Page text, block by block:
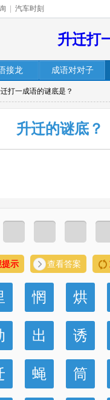
汽车时刻
升迁打
接龙 成语对对子
打一成语的谜底是？
升迁的谜底？
提示 查看答案
惘 烘
出 诱
蝇 筒